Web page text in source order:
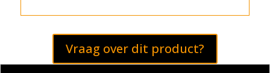
Vraag over dit product?